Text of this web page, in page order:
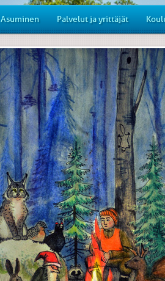
Asuminen Palvelut ja yrittäjät